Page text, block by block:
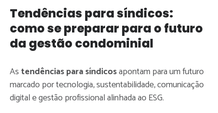
Tendências para síndicos:
como se preparar para o futuro
da gestão condominial
As tendências para síndicosapontam para um futuro
marcado por tecnologia, sustentabilidade, comunicação
digital e gestão profissional alinhada ao ESG.